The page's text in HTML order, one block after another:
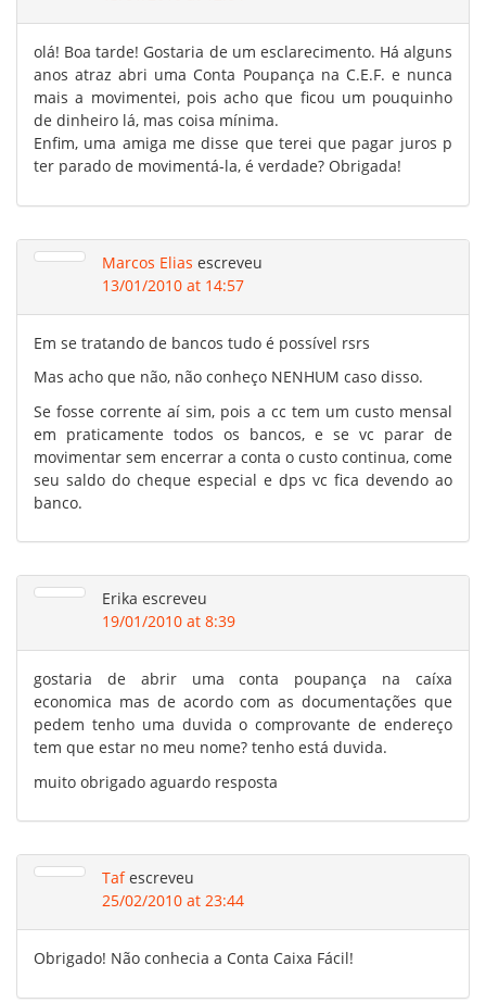
olá! Boa tarde! Gostaria de um esclarecimento. Há alguns
anos atraz abri uma Conta Poupança na C.E.F. e nunca
mais a movimentei, pois acho que ficou um pouquinho
de dinheiro lá, mas coisa mínima.
Enfim, uma amiga me disse que terei que pagar juros p
ter parado de movimentá-la, é verdade? Obrigada!
Marcos Elias escreveu
13/01/2010 at 14:57
Em se tratando de bancos tudo é possível rsrs
Mas acho que não, não conheço NENHUM caso disso.
Se fosse corrente aí sim, pois a cc tem um custo mensal
em praticamente todos os bancos, e se vc parar de
movimentar sem encerrar a conta o custo continua, come
seu saldo do cheque especial e dps vc fica devendo ao
banco.
Erika escreveu
19/01/2010 at 8:39
gostaria de abrir uma conta poupança na caíxa
economica mas de acordo com as documentações que
pedem tenho uma duvida o comprovante de endereço
tem que estar no meu nome? tenho está duvida.
muito obrigado aguardo resposta
Taf escreveu
25/02/2010 at 23:44
Obrigado! Não conhecia a Conta Caixa Fácil!